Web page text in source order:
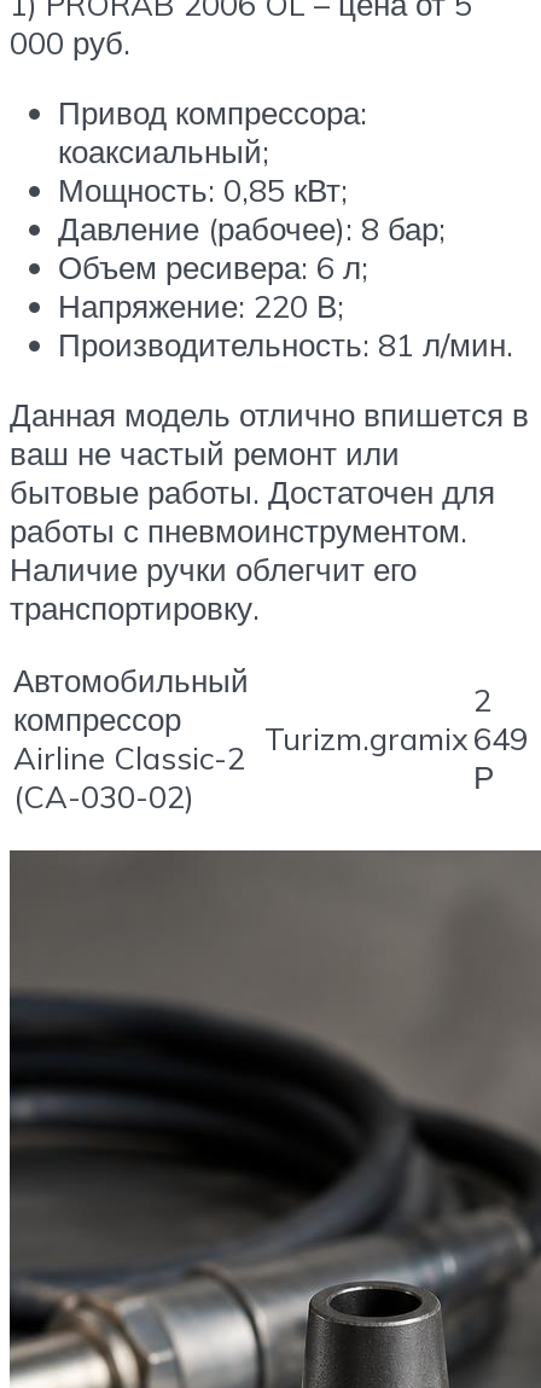
000 руб.
Привод компрессора:
коаксиальный;
Мощность: 0,85 кВт;
Давление (рабочее): 8 бар;
Объем ресивера: 6 л;
Напряжение: 220 В;
Производительность: 81 л/мин.
Данная модель отлично впишется в
ваш не частый ремонт или
бытовые работы. Достаточен для
работы с пневмоинструментом.
Наличие ручки облегчит его
транспортировку.
Автомобильный
компрессор
Airline Classic-2
(CA-030-02)
Turizm.gramix
2
649
Р